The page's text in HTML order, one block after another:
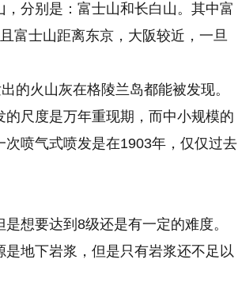
分别是：富士山和长白山。其中富
富士山距离东京，大阪较近，一旦
的火山灰在格陵兰岛都能被发现。
尺度是万年重现期，而中小规模的
喷气式喷发是在1903年，仅仅过去
想要达到8级还是有一定的难度。
地下岩浆，但是只有岩浆还不足以